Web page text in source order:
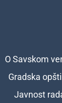
O Savskom
Gradska
Javnost